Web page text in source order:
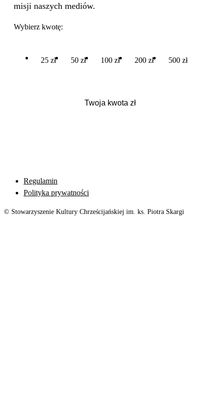
misji naszych mediów.
Wybierz kwotę:
25 zł 50 zł 100 zł 200 zł 500 zł
Regulamin
Polityka prywatności
© Stowarzyszenie Kultury Chrześcijańskiej im. ks. Piotra Skargi